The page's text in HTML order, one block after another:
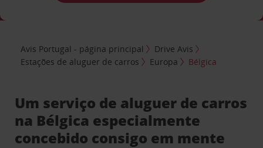
Avis Portugal - página principal
Drive Avis
Estações de aluguer de carros
Europa Bélgica
Um serviço de aluguer de carros
na Bélgica especialmente
concebido consigo em mente